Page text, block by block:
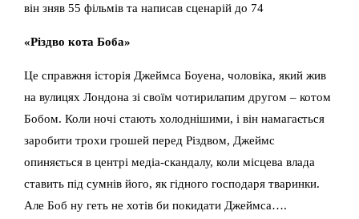
він зняв 55 фільмів та написав сценарій до 74
«Різдво кота Боба»
Це справжня історія Джеймса Боуена, чоловіка, який жив
на вулицях Лондона зі своїм чотирилапим другом – котом
Бобом. Коли ночі стають холоднішими, і він намагається
заробити трохи грошей перед Різдвом, Джеймс
опиняється в центрі медіа-скандалу, коли місцева влада
ставить під сумнів його, як гідного господаря тваринки.
Але Боб ну геть не хотів би покидати Джеймса….